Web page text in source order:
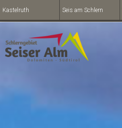
Kastelruth Seis am Schlern